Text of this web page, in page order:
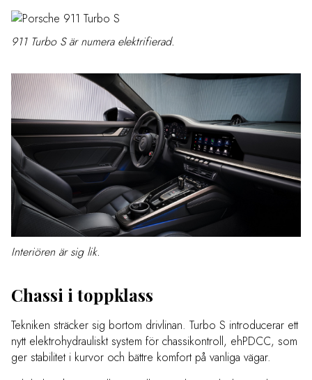
911 Turbo S är numera elektrifierad.
Interiören är sig lik.
Chassi i toppklass
Tekniken sträcker sig bortom drivlinan. Turbo S introducerar ett
nytt elektrohydrauliskt system för chassikontroll, ehPDCC, som
ger stabilitet i kurvor och bättre komfort på vanliga vägar.